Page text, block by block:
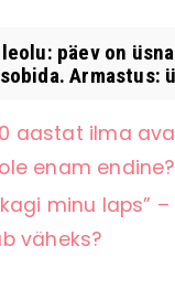
päev on
Armastus:
aastat ilma
enam endine?
minu laps”
väheks?